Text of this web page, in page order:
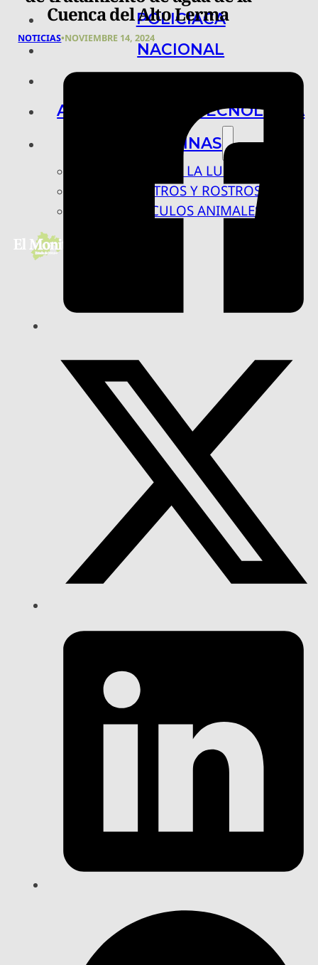
POLICIACA
NACIONAL
ARTE, CIENCIA Y TECNOLOGÍA
COLUMNAS
BAJO LA LUPA
RASTROS Y ROSTROS
VÍNCULOS ANIMALES
Cuenca del Alto Lerma
NOTICIAS•NOVIEMBRE 14, 2024